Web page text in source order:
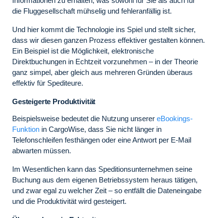
die Fluggesellschaft mühselig und fehleranfällig ist.
Und hier kommt die Technologie ins Spiel und stellt sicher,
dass wir diesen ganzen Prozess effektiver gestalten können.
Ein Beispiel ist die Möglichkeit, elektronische
Direktbuchungen in Echtzeit vorzunehmen – in der Theorie
ganz simpel, aber gleich aus mehreren Gründen überaus
effektiv für Spediteure.
Gesteigerte Produktivität
Beispielsweise bedeutet die Nutzung unserer eBookings-
Funktion in CargoWise, dass Sie nicht länger in
Telefonschleifen festhängen oder eine Antwort per E-Mail
abwarten müssen.
Im Wesentlichen kann das Speditionsunternehmen seine
Buchung aus dem eigenen Betriebssystem heraus tätigen,
und zwar egal zu welcher Zeit – so entfällt die Dateneingabe
und die Produktivität wird gesteigert.